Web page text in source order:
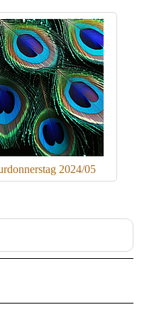
2024/05